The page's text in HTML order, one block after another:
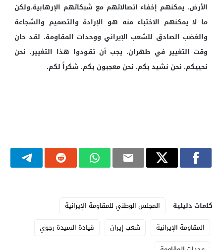
الأرض. يمكنهم إخفاء اتصالاتهم مع شبكاتهم الإرهابية.ولكن
ما لا يمكنهم الاختباء منه هو الإرادة والتصميم والشجاعة
والغضب الصادق للشعب الإيراني ووحدات المقاومة. لقد حان
وقت التغيير في طهران. يجب أن تقودوا هذا التغيير. نحن
نحييكم. نحن نشيد بكم. نحن معجبون بكم. شكراً لكم.
كلمات دليلية
المجلس الوطني للمقاومة الإيرانية
المقاومة الإيرانية
شعب إيران
قيادة السيدة رجوي